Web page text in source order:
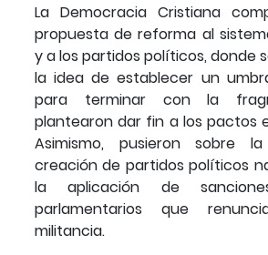
La Democracia Cristiana
propuesta de reforma al
y a los partidos políticos, donde
la idea de establecer un
para terminar con la
plantearon dar fin a los pactos
Asimismo, pusieron sobre
creación de partidos políticos
la aplicación de
parlamentarios que
militancia.